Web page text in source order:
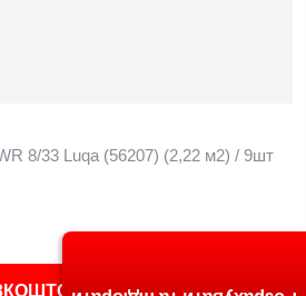
8/33 Luqa (56207) (2,22 м2) / 9шт
ЗАМІР